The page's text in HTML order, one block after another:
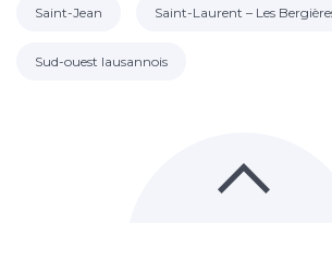
Saint-Jean Saint-Laurent – Les
Sud-ouest lausannois